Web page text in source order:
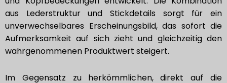
aus Lederstruktur und Stickdetails sorgt für ein
unverwechselbares Erscheinungsbild, das sofort die
Aufmerksamkeit auf sich zieht und gleichzeitig den
wahrgenommenen Produktwert steigert.
Im Gegensatz zu herkömmlichen, direkt auf die